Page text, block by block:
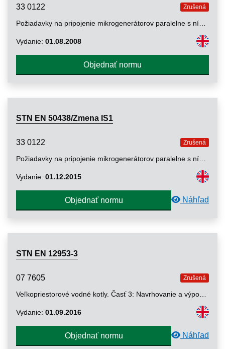
33 0122 Zrušená
Vydanie: 01.08.2008
Objednať normu
STN EN 50438/Zmena IS1
33 0122 Zrušená
Vydanie: 01.12.2015
Objednať normu Náhľad
STN EN 12953-3
07 7605 Zrušená
Vydanie: 01.09.2016
Objednať normu Náhľad